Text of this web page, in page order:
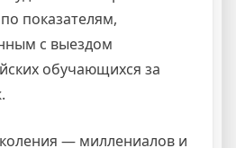
показателям,
с выездом
обучающихся за
— миллениалов и